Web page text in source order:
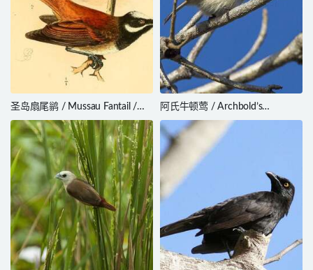
圣岛扇尾鹟 / Mussau Fantail /
Rhipidura matthiae
阿氏牛顿莺 / Archbold’s
Newtonia / Newtonia archboldi